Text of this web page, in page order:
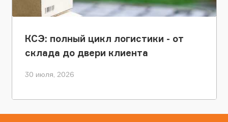
КСЭ: полный цикл логистики - от
склада до двери клиента
30 июля, 2026